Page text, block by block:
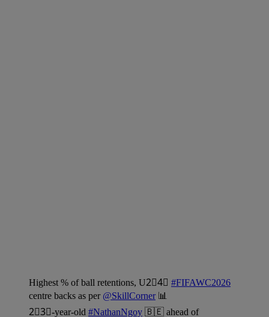
Highest % of ball retentions, U2⃣4⃣ #FIFAWC2026
centre backs as per @SkillCorner📊
2⃣3⃣-year-old #NathanNgoy 🇧🇪 ahead of